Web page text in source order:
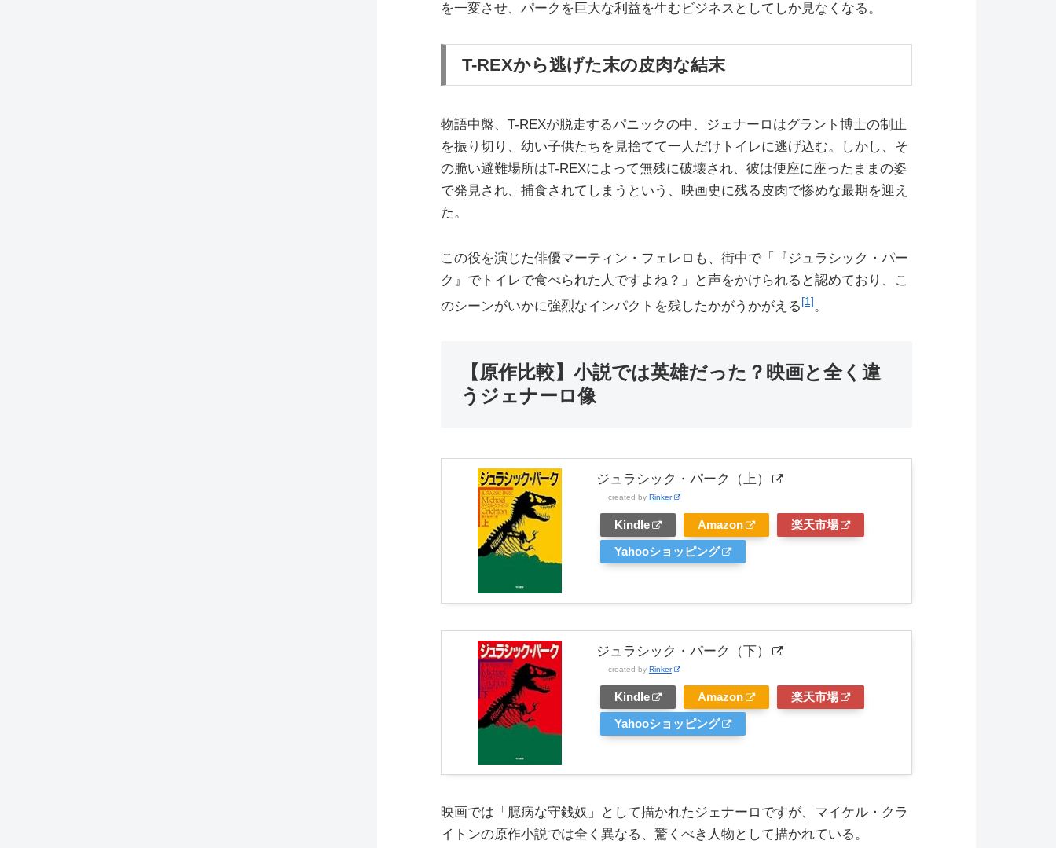
を一変させ、パークを巨大な利益を生むビジネスとしてしか見なくなる。
T-REXから逃げた末の皮肉な結末
物語中盤、T-REXが脱走するパニックの中、ジェナーロはグラント博士の制止
を振り切り、幼い子供たちを見捨てて一人だけトイレに逃げ込む。しかし、そ
の脆い避難場所はT-REXによって無残に破壊され、彼は便座に座ったままの姿
で発見され、捕食されてしまうという、映画史に残る皮肉で惨めな最期を迎え
た。
この役を演じた俳優マーティン・フェレロも、街中で「『ジュラシック・パー
ク』でトイレで食べられた人ですよね？」と声をかけられると認めており、こ
のシーンがいかに強烈なインパクトを残したかがうかがえる[1]。
【原作比較】小説では英雄だった？映画と全く違
うジェナーロ像
ジュラシック・パーク（上）
created by Rinker
Kindle Amazon
楽天市場
Yahooショッピング
ジュラシック・パーク（下）
created by Rinker
Kindle Amazon
楽天市場
Yahooショッピング
映画では「臆病な守銭奴」として描かれたジェナーロですが、マイケル・クラ
イトンの原作小説では全く異なる、驚くべき人物として描かれている。